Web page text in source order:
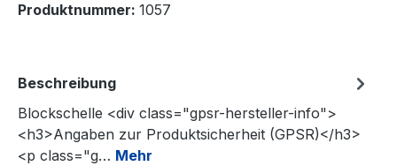
Produktnummer: 1057
Beschreibung
Blockschelle <div class="gpsr-hersteller-info">
<h3>Angaben zur Produktsicherheit (GPSR)</h3>
<p class="g… Mehr